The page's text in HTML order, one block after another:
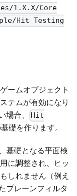
1.X.X/Core
Hit Testing
ゲームオブジェクト
テムが有効になり
場合、
Hit
礎を作ります。
基礎となる平面検
に調整され、ヒッ
しれません（例え
プレーンフィルタ